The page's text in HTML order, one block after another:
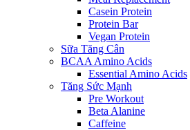
Casein Protein
Protein Bar
Vegan Protein
Sữa Tăng Cân
BCAA Amino Acids
Essential Amino Acids
Tăng Sức Mạnh
Pre Workout
Beta Alanine
Caffeine